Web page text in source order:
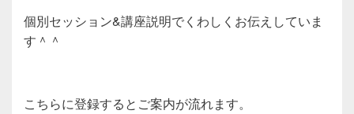
個別セッション&講座説明でくわしくお伝えしていま
す＾＾
こちらに登録するとご案内が流れます。